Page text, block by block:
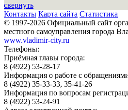
свернуть
Контакты Карта сайта Статистика
© 1997-2026 Официальный сайт
местного самоуправления города
www.vladimir-city.ru
Телефоны:
Приёмная главы города:
8 (4922) 53-28-17
Информация о работе с
8 (4922) 35-33-33, 35-41-26
Информация по вопросам
8 (4922) 53-24-91